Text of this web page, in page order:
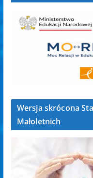
Wersja skrócona
Małoletnich